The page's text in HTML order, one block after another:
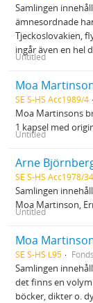
Samlingen
ämnesordnade
Tjeckoslovakien,
ingår även en hel
Untitled
Moa
SE S-HS Acc1989/4
Moa Martinsons
1 kapsel med
Untitled
SE S-HS Acc1978/34
Samlingen
Moa Martinson,
Untitled
Moa
SE S-HS L95 Fonds
Samlingen
det finns en
böcker, dikter o.